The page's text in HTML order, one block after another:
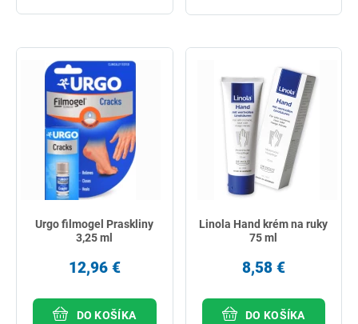
Urgo filmogel Praskliny
3,25 ml
12,96 €
DO KOŠÍKA
Linola Hand krém na ruky
75 ml
8,58 €
DO KOŠÍKA